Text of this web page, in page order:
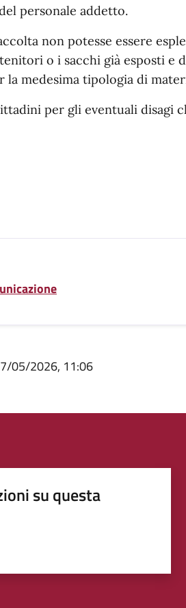
personale addetto.
non potesse essere
o i sacchi già esposti e
la medesima tipologia di
per gli eventuali disagi
05/2026, 11:06
su questa